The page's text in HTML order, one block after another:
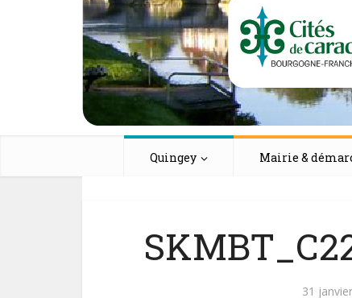
Quingey Mairie &
31